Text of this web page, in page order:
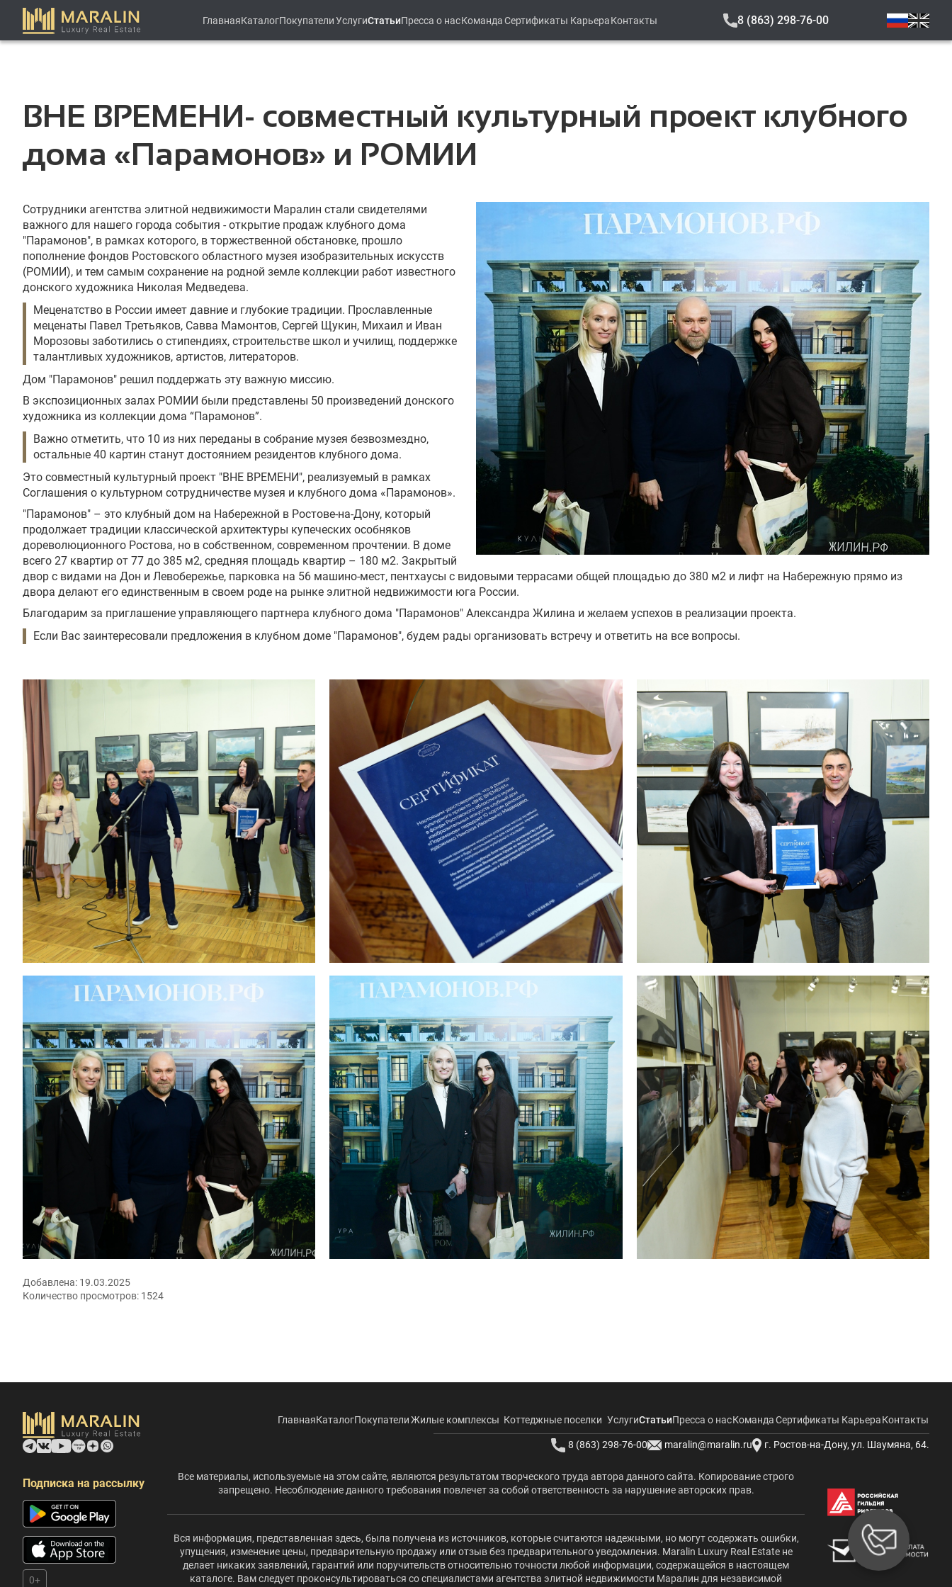
ГлавнаяКаталогПокупателиУслугиСтатьиПресса о насКомандаСертификаты КарьераКонтакты 8 (863) 298-76-00
ВНЕ ВРЕМЕНИ- совместный культурный проект клубного
дома «Парамонов» и РОМИИ
Сотрудники агентства элитной недвижимости Маралин стали свидетелями
важного для нашего города события - открытие продаж клубного дома
"Парамонов", в рамках которого, в торжественной обстановке, прошло
пополнение фондов Ростовского областного музея изобразительных искусств
(РОМИИ), и тем самым сохранение на родной земле коллекции работ известного
донского художника Николая Медведева.
Меценатство в России имеет давние и глубокие традиции. Прославленные
меценаты Павел Третьяков, Савва Мамонтов, Сергей Щукин, Михаил и Иван
Морозовы заботились о стипендиях, строительстве школ и училищ, поддержке
талантливых художников, артистов, литераторов.
Дом "Парамонов" решил поддержать эту важную миссию.
В экспозиционных залах РОМИИ были представлены 50 произведений донского
художника из коллекции дома “Парамонов”.
Важно отметить, что 10 из них переданы в собрание музея безвозмездно,
остальные 40 картин станут достоянием резидентов клубного дома.
Это совместный культурный проект "ВНЕ ВРЕМЕНИ", реализуемый в рамках
Соглашения о культурном сотрудничестве музея и клубного дома «Парамонов».
"Парамонов" – это клубный дом на Набережной в Ростове-на-Дону, который
продолжает традиции классической архитектуры купеческих особняков
дореволюционного Ростова, но в собственном, современном прочтении. В доме
всего 27 квартир от 77 до 385 м2, средняя площадь квартир – 180 м2. Закрытый
двор с видами на Дон и Левобережье, парковка на 56 машино-мест, пентхаусы с видовыми террасами общей площадью до 380 м2 и лифт на Набережную прямо из
двора делают его единственным в своем роде на рынке элитной недвижимости юга России.
Благодарим за приглашение управляющего партнера клубного дома "Парамонов" Александра Жилина и желаем успехов в реализации проекта.
Если Вас заинтересовали предложения в клубном доме "Парамонов", будем рады организовать встречу и ответить на все вопросы.
Добавлена: 19.03.2025
Количество просмотров: 1524
ГлавнаяКаталогПокупателиЖилые комплексы Коттеджные поселки УслугиСтатьиПресса о насКомандаСертификаты КарьераКонтакты
8 (863) 298-76-00 maralin@maralin.ru г. Ростов-на-Дону, ул. Шаумяна, 64.
Подписка на рассылку
0+
Все материалы, используемые на этом сайте, являются результатом творческого труда автора данного сайта. Копирование строго
запрещено. Несоблюдение данного требования повлечет за собой ответственность за нарушение авторских прав.
Вся информация, представленная здесь, была получена из источников, которые считаются надежными, но могут содержать ошибки,
упущения, изменение цены, предварительную продажу или отзыв без предварительного уведомления. Maralin Luxury Real Estate не
делает никаких заявлений, гарантий или поручительств относительно точности любой информации, содержащейся в настоящем
каталоге. Вам следует проконсультироваться со специалистами агентства элитной недвижимости Маралин для независимой